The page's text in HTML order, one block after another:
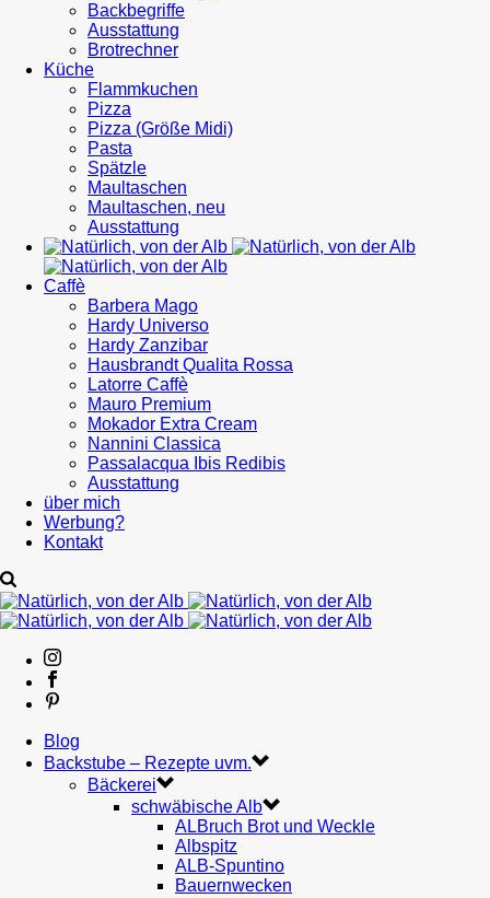
Backbegriffe
Ausstattung
Brotrechner
Küche
Flammkuchen
Pizza
Pizza (Größe Midi)
Pasta
Spätzle
Maultaschen
Maultaschen, neu
Ausstattung
Caffè
Barbera Mago
Hardy Universo
Hardy Zanzibar
Hausbrandt Qualita Rossa
Latorre Caffè
Mauro Premium
Mokador Extra Cream
Nannini Classica
Passalacqua Ibis Redibis
Ausstattung
über mich
Werbung?
Kontakt
Blog
Backstube – Rezepte uvm.
Bäckerei
schwäbische Alb
ALBruch Brot und Weckle
Albspitz
ALB-Spuntino
Bauernwecken